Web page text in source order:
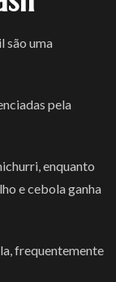
são uma
pela
enquanto
e cebola ganha
frequentemente